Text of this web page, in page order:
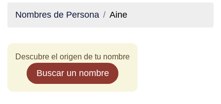
Nombres de Persona Aine
Descubre el origen de tu nombre
Buscar un nombre